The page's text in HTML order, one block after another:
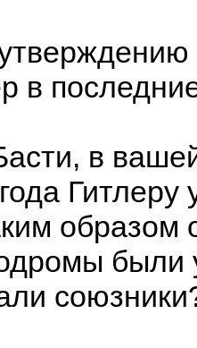
в
в вашей
образом
были